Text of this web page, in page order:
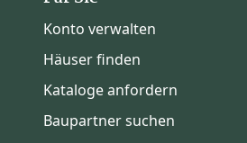
Konto verwalten
Häuser finden
Kataloge anfordern
Baupartner suchen